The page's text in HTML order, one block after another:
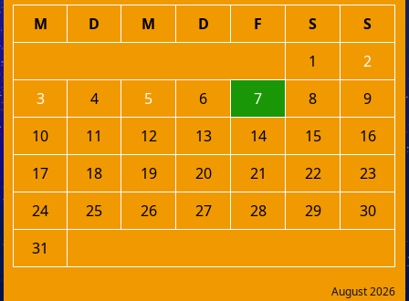
August 2026
M D M D F S
S
1
2
3
4 5 6 7 8
9
10
11 12 13 14 15
16
17
18 19 20 21 22
23
24
25 26 27 28 29
30
31